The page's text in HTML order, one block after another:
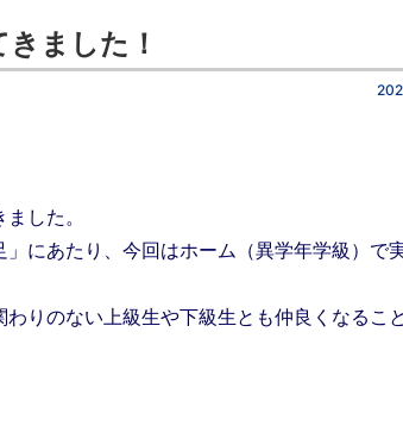
ました！
した。
にあたり、今回はホーム（異学年学級）で
りのない上級生や下級生とも仲良くなるこ